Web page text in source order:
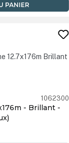
PANIER
1062300
- Brillant -